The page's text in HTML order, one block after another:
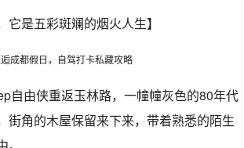
它是五彩斑斓的烟火人生】
自由侠重返玉林路，一幢幢灰色的80年代
街角的木屋保留来下来，带着熟悉的陌生